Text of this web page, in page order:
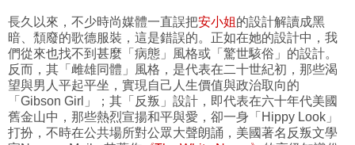
長久以來，不少時尚媒體一直誤把安小姐的設計解讀成黑
暗、頹廢的歌德服裝，這是錯誤的。正如在她的設計中，我
們從來也找不到甚麼「病態」風格或「驚世駭俗」的設計。
反而，其「雌雄同體」風格，是代表在二十世紀初，那些渴
望與男人平起平坐，實現自己人生價值與政治取向的
「Gibson Girl」；其「反叛」設計，即代表在六十年代美國
舊金山中，那些熱烈宣揚和平與愛，卻一身「Hippy Look」
打扮，不時在公共場所對公眾大聲朗誦，美國著名反叛文學